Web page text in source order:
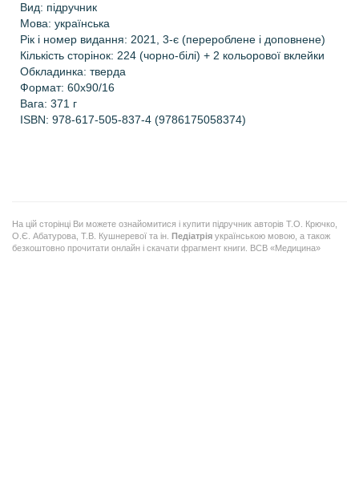
Вид: підручник
Мова: українська
Рік і номер видання: 2021, 3-є (перероблене і доповнене)
Кількість сторінок: 224 (чорно-білі) + 2 кольорової вклейки
Обкладинка: тверда
Формат: 60х90/16
Вага: 371 г
ISBN: 978-617-505-837-4 (9786175058374)
На цій сторінці Ви можете ознайомитися і купити підручник авторів Т.О. Крючко,
О.Є. Абатурова, Т.В. Кушнеревої та ін. Педіатрія українською мовою, а також
безкоштовно прочитати онлайн і скачати фрагмент книги. ВСВ «Медицина»